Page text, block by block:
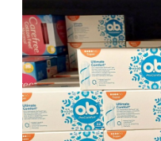
理事
情と
は
5.1.
5-1.ス
ペイン
人は生
理に対